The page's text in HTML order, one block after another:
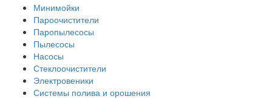
Минимойки
Пароочистители
Паропылесосы
Пылесосы
Насосы
Стеклоочистители
Электровеники
Системы полива и орошения